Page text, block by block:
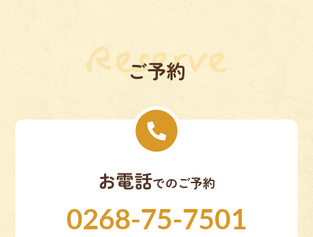
ご予約
お電話でのご予約
0268-75-7501